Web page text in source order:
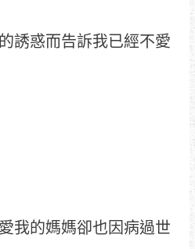
誘惑而告訴我已經不愛
我的媽媽卻也因病過世